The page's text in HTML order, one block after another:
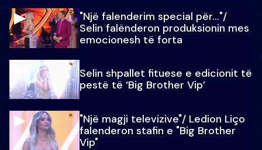
"Një falenderim special për…"/
Selin falënderon produksionin mes
emocionesh të forta
Selin shpallet fituese e edicionit të
pestë të ‘Big Brother Vip’
"Një magji televizive"/ Ledion Liço
falenderon stafin e "Big Brother
Vip"